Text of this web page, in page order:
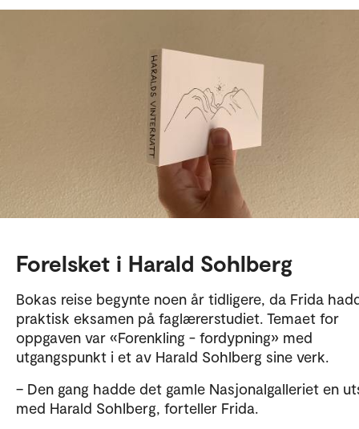
Forelsket i Harald Sohlberg
Bokas reise begynte noen år tidligere, da Frida
praktisk eksamen på faglærerstudiet. Temaet for
oppgaven var «Forenkling - fordypning» med
utgangspunkt i et av Harald Sohlberg sine verk.
– Den gang hadde det gamle Nasjonalgalleriet en
med Harald Sohlberg, forteller Frida.